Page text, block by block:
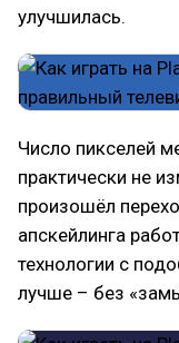
улучшилась.
Число пикселей
практически не
произошёл
апскейлинга
технологии с
лучше – без